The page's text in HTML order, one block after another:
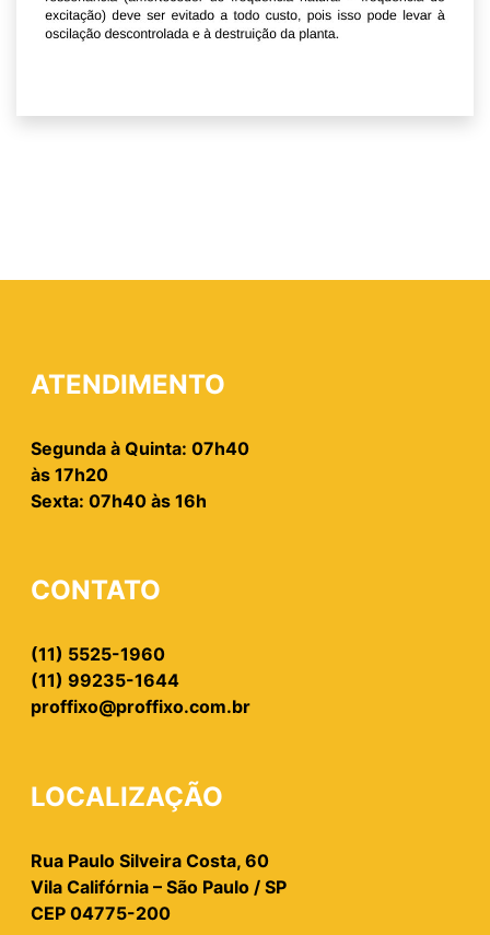
ATENDIMENTO
Segunda à Quinta: 07h40
às 17h20
Sexta: 07h40 às 16h
CONTATO
(11) 5525-1960
(11) 99235-1644
proffixo@proffixo.com.br
LOCALIZAÇÃO
Rua Paulo Silveira Costa, 60
Vila Califórnia – São Paulo / SP
CEP 04775-200